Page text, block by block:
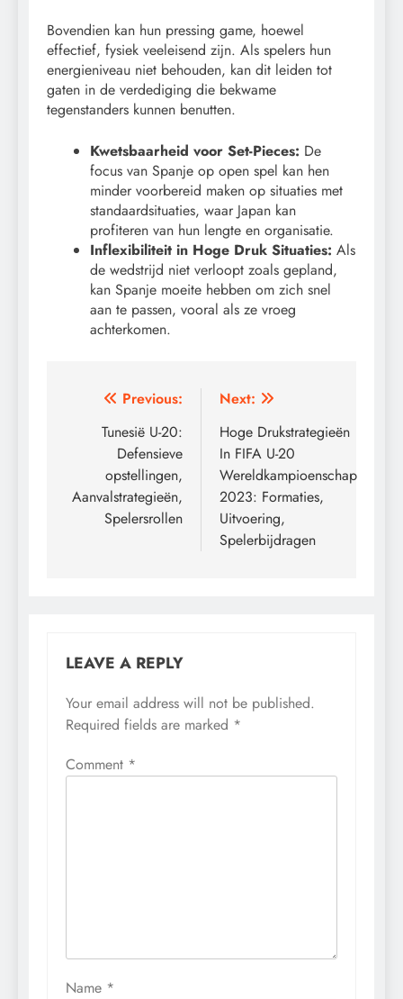
Bovendien kan hun pressing game, hoewel
effectief, fysiek veeleisend zijn. Als spelers hun
energieniveau niet behouden, kan dit leiden tot
gaten in de verdediging die bekwame
tegenstanders kunnen benutten.
Kwetsbaarheid voor Set-Pieces: De
focus van Spanje op open spel kan hen
minder voorbereid maken op situaties met
standaardsituaties, waar Japan kan
profiteren van hun lengte en organisatie.
Inflexibiliteit in Hoge Druk Situaties: Als
de wedstrijd niet verloopt zoals gepland,
kan Spanje moeite hebben om zich snel
aan te passen, vooral als ze vroeg
achterkomen.
Post
navigation
Previous:
Tunesië U-20:
Defensieve
opstellingen,
Aanvalstrategieën,
Spelersrollen
Next:
Hoge Drukstrategieën
In FIFA U-20
Wereldkampioenschap
2023: Formaties,
Uitvoering,
Spelerbijdragen
LEAVE A REPLY
Your email address will not be published.
Required fields are marked *
Comment *
Name *